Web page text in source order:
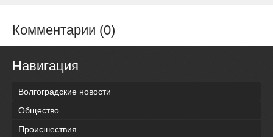
Комментарии (0)
Навигация
Волгоградские новости
Общество
Происшествия